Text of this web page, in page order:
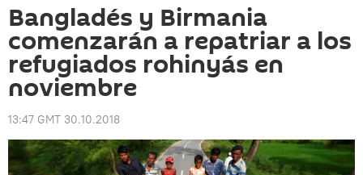
Bangladés y Birmania
comenzarán a repatriar a los
refugiados rohinyás en
noviembre
13:47 GMT 30.10.2018